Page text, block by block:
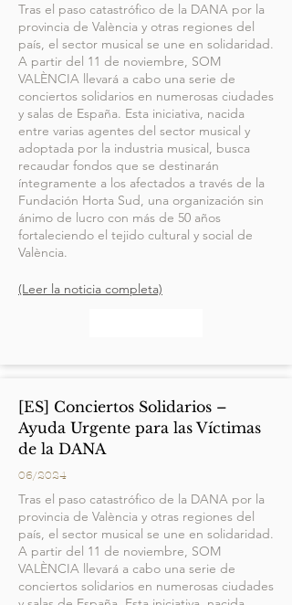
Tras el paso catastrófico de la DANA por la
provincia de València y otras regiones del
país, el sector musical se une en solidaridad.
A partir del 11 de noviembre, SOM
VALÈNCIA llevará a cabo una serie de
conciertos solidarios en numerosas ciudades
y salas de España. Esta iniciativa, nacida
entre varias agentes del sector musical y
adoptada por la industria musical, busca
recaudar fondos que se destinarán
íntegramente a los afectados a través de la
Fundación Horta Sud, una organización sin
ánimo de lucro con más de 50 años
fortaleciendo el tejido cultural y social de
València.
(Leer la noticia completa)
[ES] Conciertos Solidarios –
Ayuda Urgente para las Víctimas
de la DANA
06/2024
Tras el paso catastrófico de la DANA por la
provincia de València y otras regiones del
país, el sector musical se une en solidaridad.
A partir del 11 de noviembre, SOM
VALÈNCIA llevará a cabo una serie de
conciertos solidarios en numerosas ciudades